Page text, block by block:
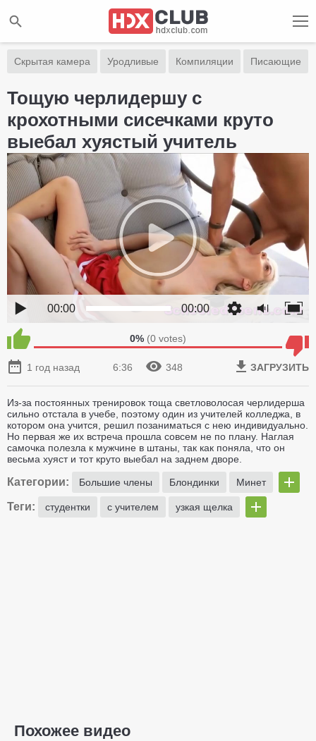
Скрытая камера Уродливые Компиляции Писающие
Тощую черлидершу с
крохотными сисечками круто
выебал хуястый учитель
00:00 00:00
0% (0 votes)
1 год назад 6:36 348 ЗАГРУЗИТЬ
Из-за постоянных тренировок тоща светловолосая черлидерша
сильно отстала в учебе, поэтому один из учителей колледжа, в
котором она учится, решил позаниматься с нею индивидуально.
Но первая же их встреча прошла совсем не по плану. Наглая
самочка полезла к мужчине в штаны, так как поняла, что он
весьма хуяст и тот круто выебал на заднем дворе.
Категории: Большие члены Блондинки Минет
Теги: студентки с учителем узкая щелка
Похожее видео